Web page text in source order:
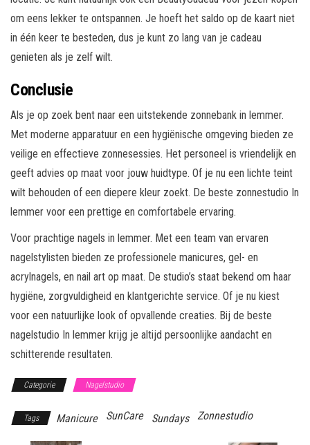
om eens lekker te ontspannen. Je hoeft het saldo op de kaart niet
in één keer te besteden, dus je kunt zo lang van je cadeau
genieten als je zelf wilt.
Conclusie
Als je op zoek bent naar een uitstekende zonnebank in lemmer.
Met moderne apparatuur en een hygiënische omgeving bieden ze
veilige en effectieve zonnesessies. Het personeel is vriendelijk en
geeft advies op maat voor jouw huidtype. Of je nu een lichte teint
wilt behouden of een diepere kleur zoekt. De beste zonnestudio In
lemmer voor een prettige en comfortabele ervaring.
Voor prachtige nagels in lemmer. Met een team van ervaren
nagelstylisten bieden ze professionele manicures, gel- en
acrylnagels, en nail art op maat. De studio’s staat bekend om haar
hygiëne, zorgvuldigheid en klantgerichte service. Of je nu kiest
voor een natuurlijke look of opvallende creaties. Bij de beste
nagelstudio In lemmer krijg je altijd persoonlijke aandacht en
schitterende resultaten.
Categorie Nagelstudio
Tags Manicure SunCare Sundays Zonnestudio